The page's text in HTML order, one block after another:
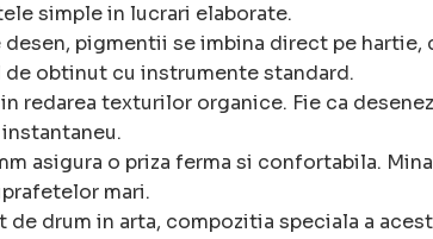
simple in lucrari elaborate.
desen, pigmentii se imbina direct pe
obtinut cu instrumente standard.
redarea texturilor organice. Fie ca
asigura o priza ferma si confortabila.
mari.
de drum in arta, compozitia speciala a